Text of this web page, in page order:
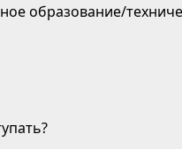
образование/